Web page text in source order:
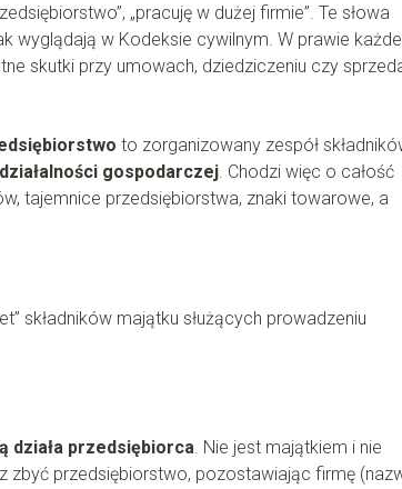
„pracuję w dużej firmie”. Te słowa
wyglądają w Kodeksie cywilnym. W prawie
skutki przy umowach, dziedziczeniu czy
to zorganizowany zespół
działalności gospodarczej. Chodzi więc o całość
tajemnice przedsiębiorstwa, znaki towarowe, a
składników majątku służących prowadzeniu
działa przedsiębiorca. Nie jest majątkiem i nie
przedsiębiorstwo, pozostawiając firmę